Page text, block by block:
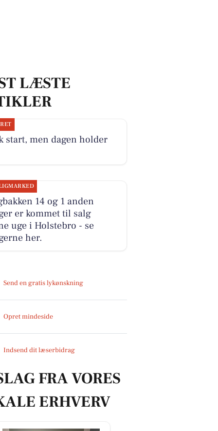
LÆSTE
start, men dagen holder
14 og 1 anden
er kommet til salg
uge i Holstebro - se
her.
Send en gratis lykønskning
Opret mindeside
Indsend dit læserbidrag
FRA VORES
ERHVERV